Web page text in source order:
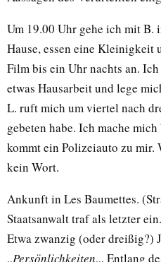
Um 19.00 Uhr gehe ich mit B.
Hause, essen eine Kleinigkeit
Film bis ein Uhr nachts an. Ich
etwas Hausarbeit und lege
L. ruft mich um viertel nach
gebeten habe. Ich mache
kommt ein Polizeiauto zu mir.
kein Wort.
Ankunft in Les Baumettes.
Staatsanwalt traf als letzter
Etwa zwanzig (oder dreißig?)
„Persönlichkeiten„. Entlang